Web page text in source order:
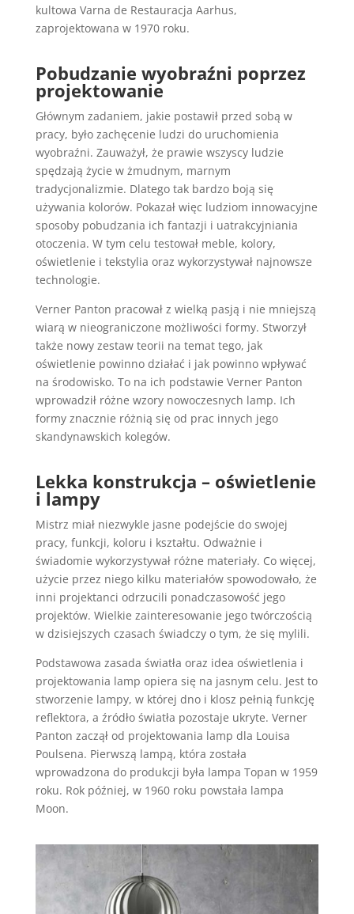
kultowa Varna de Restauracja Aarhus,
zaprojektowana w 1970 roku.
Pobudzanie wyobraźni poprzez
projektowanie
Głównym zadaniem, jakie postawił przed sobą w
pracy, było zachęcenie ludzi do uruchomienia
wyobraźni. Zauważył, że prawie wszyscy ludzie
spędzają życie w żmudnym, marnym
tradycjonalizmie. Dlatego tak bardzo boją się
używania kolorów. Pokazał więc ludziom innowacyjne
sposoby pobudzania ich fantazji i uatrakcyjniania
otoczenia. W tym celu testował meble, kolory,
oświetlenie i tekstylia oraz wykorzystywał najnowsze
technologie.
Verner Panton pracował z wielką pasją i nie mniejszą
wiarą w nieograniczone możliwości formy. Stworzył
także nowy zestaw teorii na temat tego, jak
oświetlenie powinno działać i jak powinno wpływać
na środowisko. To na ich podstawie Verner Panton
wprowadził różne wzory nowoczesnych lamp. Ich
formy znacznie różnią się od prac innych jego
skandynawskich kolegów.
Lekka konstrukcja – oświetlenie
i lampy
Mistrz miał niezwykle jasne podejście do swojej
pracy, funkcji, koloru i kształtu. Odważnie i
świadomie wykorzystywał różne materiały. Co więcej,
użycie przez niego kilku materiałów spowodowało, że
inni projektanci odrzucili ponadczasowość jego
projektów. Wielkie zainteresowanie jego twórczością
w dzisiejszych czasach świadczy o tym, że się mylili.
Podstawowa zasada światła oraz idea oświetlenia i
projektowania lamp opiera się na jasnym celu. Jest to
stworzenie lampy, w której dno i klosz pełnią funkcję
reflektora, a źródło światła pozostaje ukryte. Verner
Panton zaczął od projektowania lamp dla Louisa
Poulsena. Pierwszą lampą, która została
wprowadzona do produkcji była lampa Topan w 1959
roku. Rok później, w 1960 roku powstała lampa
Moon.